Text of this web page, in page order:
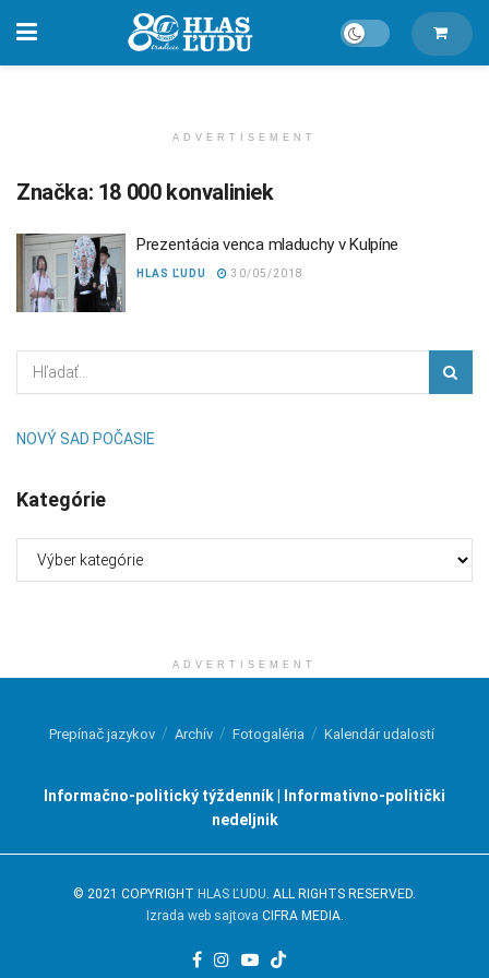
ADVERTISEMENT
Značka: 18 000 konvaliniek
Prezentácia venca mladuchy v Kulpíne
HLAS ĽUDU 30/05/2018
NOVÝ SAD POČASIE
Kategórie
ADVERTISEMENT
Prepínač jazykov Archív Fotogaléria Kalendár udalostí
Informačno-politický týždenník | Informativno-politički
nedeljnik
© 2021 COPYRIGHT HLAS ĽUDU . ALL RIGHTS RESERVED.
Izrada web sajtova CIFRA MEDIA.